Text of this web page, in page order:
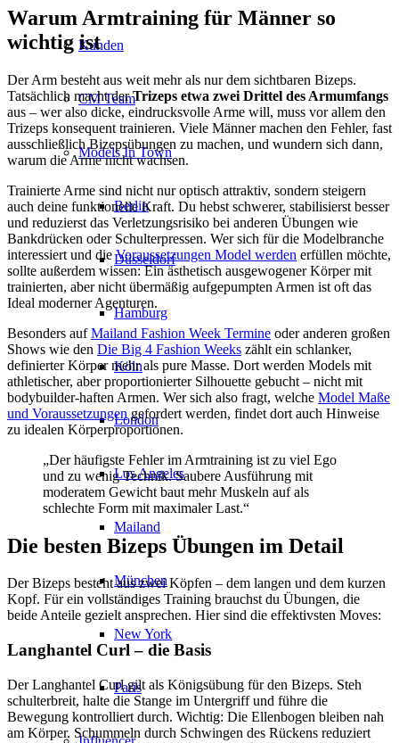
Kunden
CM Team
Models In Town
Berlin
Düsseldorf
Hamburg
Köln
London
Los Angeles
Mailand
München
New York
Paris
Warum Armtraining für Männer so
wichtig ist
Der Arm besteht aus weit mehr als nur dem sichtbaren Bizeps.
Tatsächlich macht derTrizeps etwa zwei Drittel des Armumfangs
aus – wer also dicke, eindrucksvolle Arme will, muss vor allem den
Trizeps konsequent trainieren. Viele Männer machen den Fehler, fast
ausschließlich Bizepsübungen zu machen, und wundern sich dann,
warum die Arme nicht wachsen.
Trainierte Arme sind nicht nur optisch attraktiv, sondern steigern
auch deine funktionelle Kraft. Du hebst schwerer, stabilisierst besser
und reduzierst das Verletzungsrisiko bei anderen Übungen wie
Bankdrücken oder Schulterpressen. Wer sich für die Modelbranche
interessiert und dieVoraussetzungen Model werden erfüllen möchte,
sollte außerdem wissen: Ein ästhetisch ausgewogener Körper mit
trainierten, aber nicht übermäßig aufgepumpten Armen ist oft das
Ideal moderner Agenturen.
Besonders aufMailand Fashion Week Termine oder anderen großen
Shows wie den Die Big 4 Fashion Weeks zählt ein schlanker,
definierter Körper mehr als pure Masse. Dort werden Models mit
athletischer, aber proportionierter Silhouette gebucht – nicht mit
bodybuilder-haften Armen. Wer sich also fragt, welche Model Maße
und Voraussetzungen gefordert werden, findet dort auch Hinweise
zu idealen Körperproportionen.
„Der häufigste Fehler im Armtraining ist zu viel Ego
und zu wenig Technik. Saubere Ausführung mit
moderatem Gewicht baut mehr Muskeln auf als
schlechte Form mit maximaler Last.“
Die besten Bizeps Übungen im Detail
Der Bizeps besteht aus zwei Köpfen – dem langen und dem kurzen
Kopf. Für ein vollständiges Training brauchst du Übungen, die
beide Anteile gezielt ansprechen. Hier sind die effektivsten Moves:
Langhantel Curl – die Basis
Der Langhantel Curl gilt als Königsübung für den Bizeps. Steh
schulterbreit, halte die Stange im Untergriff und führe die
Bewegung kontrolliert durch. Wichtig: Die Ellenbogen bleiben nah
am Körper. Schummeln durch Schwingen des Rückens reduziert